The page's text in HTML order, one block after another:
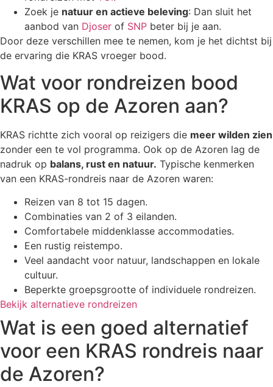
Zoek je natuur en actieve beleving: Dan sluit het
aanbod van Djoser of SNP beter bij je aan.
Door deze verschillen mee te nemen, kom je het dichtst bij
de ervaring die KRAS vroeger bood.
Wat voor rondreizen bood
KRAS op de Azoren aan?
KRAS richtte zich vooral op reizigers die meer wilden zien
zonder een te vol programma. Ook op de Azoren lag de
nadruk op balans, rust en natuur. Typische kenmerken
van een KRAS-rondreis naar de Azoren waren:
Reizen van 8 tot 15 dagen.
Combinaties van 2 of 3 eilanden.
Comfortabele middenklasse accommodaties.
Een rustig reistempo.
Veel aandacht voor natuur, landschappen en lokale
cultuur.
Beperkte groepsgrootte of individuele rondreizen.
Bekijk alternatieve rondreizen
Wat is een goed alternatief
voor een KRAS rondreis naar
de Azoren?